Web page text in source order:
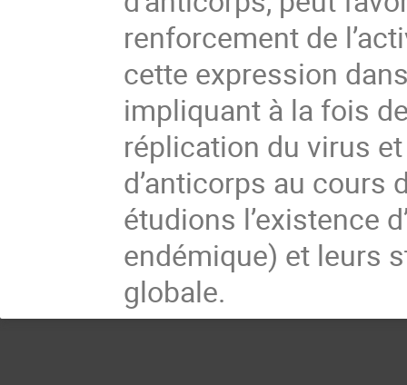
renforcement de
cette expression
impliquant à la fois
réplication du virus
d’anticorps au cours
étudions l’existence
endémique) et leurs
globale.